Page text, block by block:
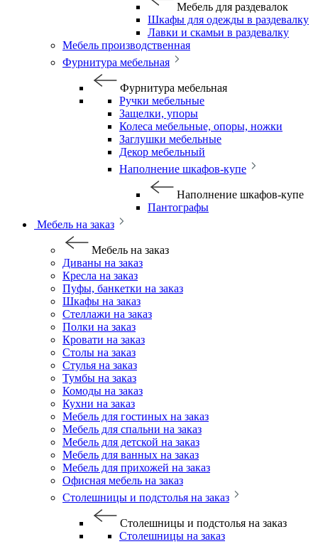
Мебель для раздевалок
Шкафы для одежды в раздевалку
Лавки и скамьи в раздевалку
Мебель производственная
Фурнитура мебельная
Фурнитура мебельная
Ручки мебельные
Защелки, упоры
Колеса мебельные, опоры, ножки
Заглушки мебельные
Декор мебельный
Наполнение шкафов-купе
Наполнение шкафов-купе
Пантографы
Мебель на заказ
Мебель на заказ
Диваны на заказ
Кресла на заказ
Пуфы, банкетки на заказ
Шкафы на заказ
Стеллажи на заказ
Полки на заказ
Кровати на заказ
Столы на заказ
Стулья на заказ
Тумбы на заказ
Комоды на заказ
Кухни на заказ
Мебель для гостиных на заказ
Мебель для спальни на заказ
Мебель для детской на заказ
Мебель для ванных на заказ
Мебель для прихожей на заказ
Офисная мебель на заказ
Столешницы и подстолья на заказ
Столешницы и подстолья на заказ
Столешницы на заказ